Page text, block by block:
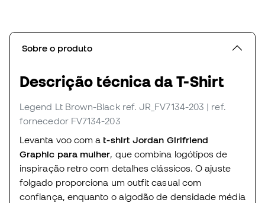
Sobre o produto
Descrição técnica da T-Shirt
Legend Lt Brown-Black ref. JR_FV7134-203 | ref.
fornecedor FV7134-203
Levanta voo com a t-shirt Jordan Girlfriend
Graphic para mulher , que combina logótipos de
inspiração retro com detalhes clássicos. O ajuste
folgado proporciona um outfit casual com
confiança, enquanto o algodão de densidade média